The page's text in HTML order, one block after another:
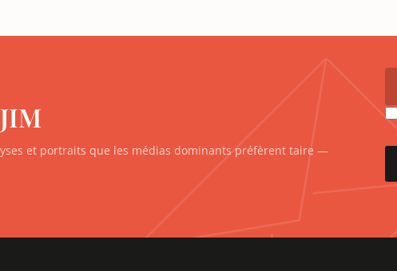
et portraits que les médias dominants préfèrent taire —